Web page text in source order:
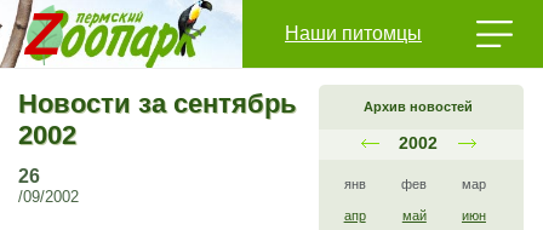
Наши питомцы
Архив новостей
2002
янв фев мар
апр май июн
Новости за сентябрь
2002
26
/09/2002